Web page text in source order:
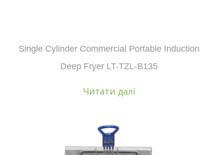
Single Cylinder Commercial Portable Induction
Deep Fryer LT-TZL-B135
Читати далі